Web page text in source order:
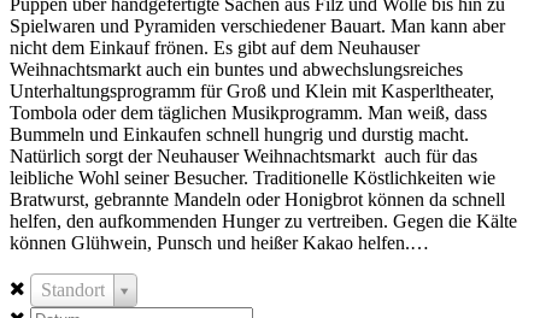
Puppen über handgefertigte Sachen aus Filz und Wolle bis hin zu
Spielwaren und Pyramiden verschiedener Bauart. Man kann aber
nicht dem Einkauf frönen. Es gibt auf dem Neuhauser
Weihnachtsmarkt auch ein buntes und abwechslungsreiches
Unterhaltungsprogramm für Groß und Klein mit Kasperltheater,
Tombola oder dem täglichen Musikprogramm. Man weiß, dass
Bummeln und Einkaufen schnell hungrig und durstig macht.
Natürlich sorgt der Neuhauser Weihnachtsmarkt auch für das
leibliche Wohl seiner Besucher. Traditionelle Köstlichkeiten wie
Bratwurst, gebrannte Mandeln oder Honigbrot können da schnell
helfen, den aufkommenden Hunger zu vertreiben. Gegen die Kälte
können Glühwein, Punsch und heißer Kakao helfen.…
Standort